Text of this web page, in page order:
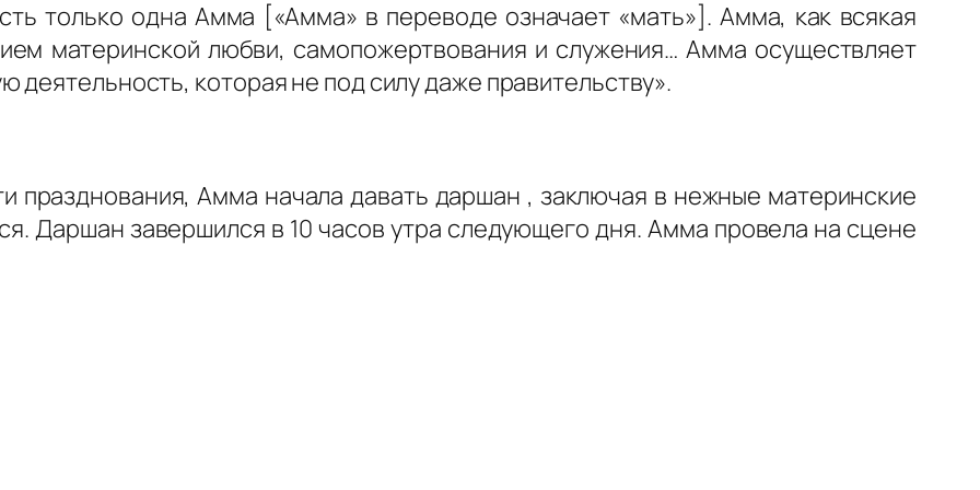
только одна Амма [«Амма» в переводе означает «мать»]. Амма, как всякая
материнской любви, самопожертвования и служения… Амма осуществляет
которая не под силу даже правительству».
празднования, Амма начала давать даршан , заключая в нежные материнские
Даршан завершился в 10 часов утра следующего дня. Амма провела на сцене